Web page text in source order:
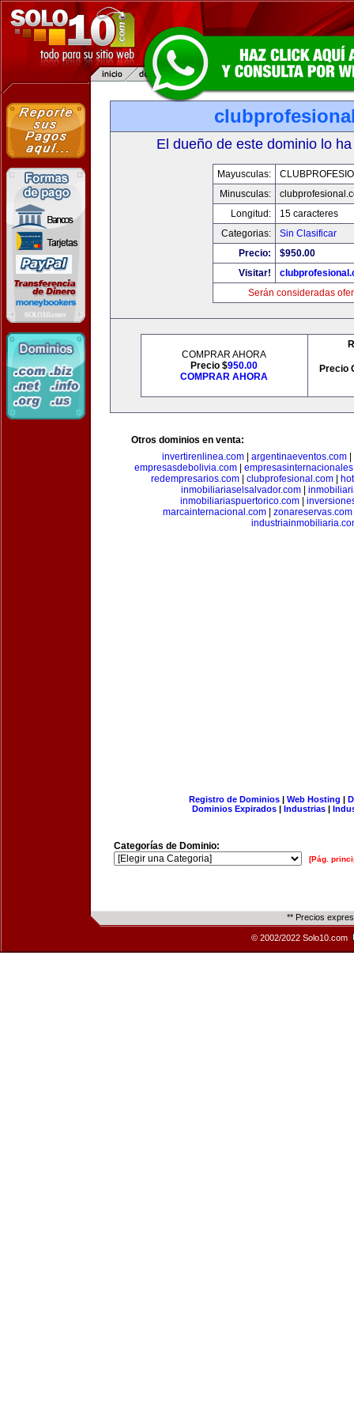
El dueño de este dominio lo
Mayusculas:
Minusculas:
Longitud:
15 caracteres
Categorias:
Sin Clasificar
Precio:
$950.00
Visitar!
Serán consideradas
COMPRAR AHORA
Precio $950.00
COMPRAR AHORA
Precio
Otros dominios en venta:
invertirenlinea.com| argentinaeventos.com|
empresasdebolivia.com|
redempresarios.com
clubprofesional.com
inmobiliariaselsalvador.com|
inmobiliariaspuertorico.com
marcainternacional.com| zonareservas.com
Registro de Dominios| Web Hosting |
Dominios Expirados | Industrias |
Categorías de Dominio:
[Pág.
** Precios
© 2002/2022 Solo10.com